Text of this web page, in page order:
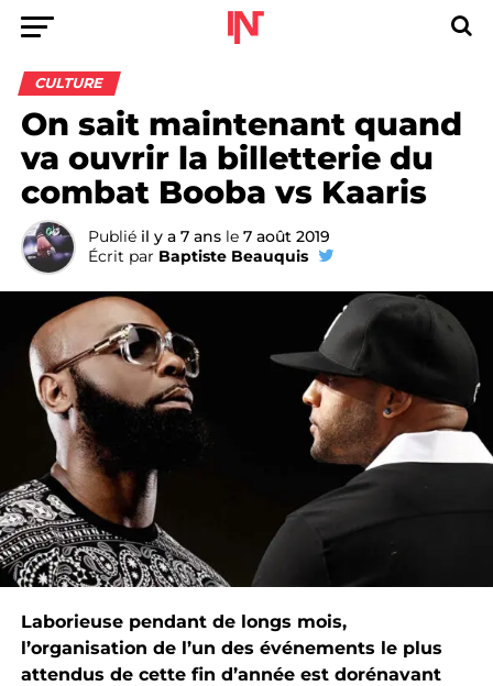
CULTURE
On sait maintenant quand
va ouvrir la billetterie du
combat Booba vs Kaaris
Publié il y a 7 ans le 7 août 2019
Écrit par Baptiste Beauquis
Laborieuse pendant de longs mois,
l’organisation de l’un des événements le plus
attendus de cette fin d’année est dorénavant